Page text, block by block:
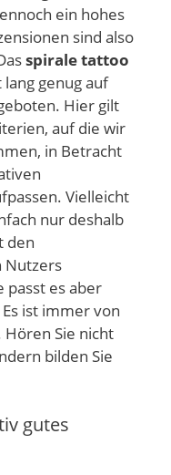
ein hohes
sind also
spirale tattoo
genug auf
Hier gilt
auf die wir
in Betracht
Vielleicht
nur deshalb
den
Nutzers
passt es aber
ist immer von
Hören Sie nicht
bilden Sie
gutes